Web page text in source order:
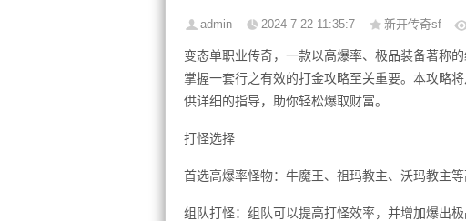
admin 2024-7-22 11:35:7 新开传奇sf
变态单职业传奇，一款以高爆率、极品装备著称
掌握一套行之有效的打金攻略至关重要。本攻略
供详细的指导，助你轻松爆取财富。
打怪选择
首选高爆率怪物：牛魔王、祖玛教主、沃玛教主
组队打怪：组队可以提高打怪效率，并增加爆出